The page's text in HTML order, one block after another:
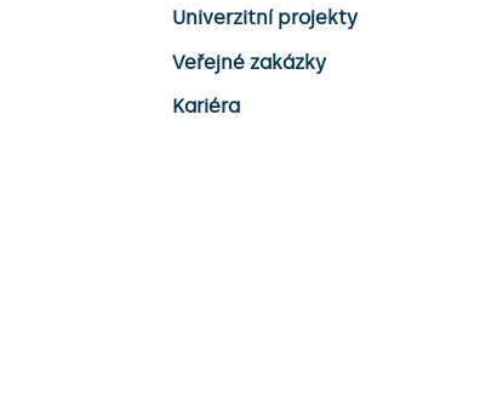
Univerzitní projekty
Veřejné zakázky
Kariéra